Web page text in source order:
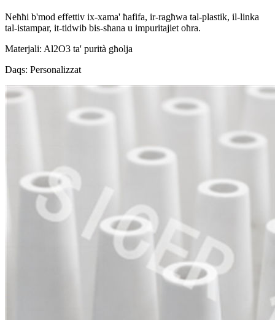
Neħħi b'mod effettiv ix-xama' ħafifa, ir-ragħwa tal-plastik, il-linka
tal-istampar, it-tidwib bis-sħana u impuritajiet oħra.
Materjali: Al2O3 ta' purità għolja
Daqs: Personalizzat